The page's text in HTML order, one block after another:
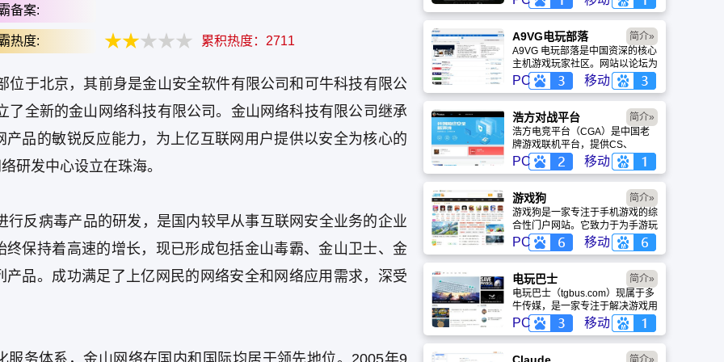
备案:
热度: 累积热度： 2711
于北京，其前身是金山安全软件有限公司和可牛科技有限公
全新的金山网络科技有限公司。金山网络科技有限公司继承
品的敏锐反应能力，为上亿互联网用户提供以安全为核心的
研发中心设立在珠海。
反病毒产品的研发，是国内较早从事互联网安全业务的企业
保持着高速的增长，现已形成包括金山毒霸、金山卫士、金
品。成功满足了上亿网民的网络安全和网络应用需求，深受
务体系，金山网络在国内和国际均居于领先地位。2005年9
盖动漫、风景、赛博朋克等多元风
格。支持动态壁纸与头像制作，国
内访问极速，是美化桌面的首选平
台。
A9VG电玩部落
A9VG 电玩部落是中国资深的核心
主机游戏玩家社区。网站以论坛为
核心，提供全面的主机游戏资讯、
攻略和资料库，覆盖
PlayStation、Xbox、Switch 等全
平台。凭借其深厚的历史积淀和活
跃的用户群体，A9VG 成为硬核玩
家交流心得、分享攻略的首选平台
之一。
PC 移动
简介»
浩方对战平台
浩方电竞平台（CGA）是中国老
牌游戏联机平台，提供CS、
War3、星际争霸等经典游戏的稳
定联机服务。重温DOTA1的激情
岁月，找回当年的战友。同时提供
最新CGA电竞赛事资讯及热门页
游入口，致敬中国电竞的黄金时
代。
PC 移动
简介»
游戏狗
游戏狗是一家专注于手机游戏的综
合性门户网站。它致力于为手游玩
家提供最新、最全的游戏资讯、攻
略、评测及视频等内容，是国内较
早一批专注于移动游戏领域的垂直
媒体。
PC 移动
简介»
电玩巴士
电玩巴士（tgbus.com）现属于多
牛传媒，是一家专注于解决游戏用
户需求的综合性游戏门户网站，电
玩巴士是一个全面的综合性游戏门
户，专注于为全球玩家提供主机、
PC及移动端游戏的全方位资讯。
PC 移动
简介»
简介»